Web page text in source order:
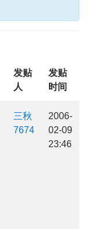
发贴
人
发贴
时间
三秋
7674
2006-
02-09
23:46